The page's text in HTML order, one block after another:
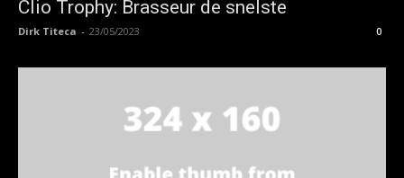
Clio Trophy: Brasseur de snelste
Dirk Titeca - 23/05/2023 0